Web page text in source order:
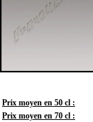
Prix moyen en 50 cl :
Prix moyen en 70 cl :